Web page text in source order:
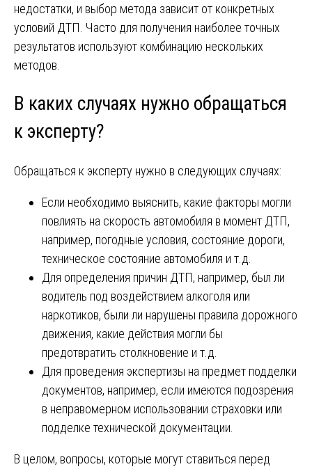
недостатки, и выбор метода зависит от конкретных
условий ДТП. Часто для получения наиболее точных
результатов используют комбинацию нескольких
методов.
В каких случаях нужно обращаться
к эксперту?
Обращаться к эксперту нужно в следующих случаях:
Если необходимо выяснить, какие факторы могли
повлиять на скорость автомобиля в момент ДТП,
например, погодные условия, состояние дороги,
техническое состояние автомобиля и т.д.
Для определения причин ДТП, например, был ли
водитель под воздействием алкоголя или
наркотиков, были ли нарушены правила дорожного
движения, какие действия могли бы
предотвратить столкновение и т.д.
Для проведения экспертизы на предмет подделки
документов, например, если имеются подозрения
в неправомерном использовании страховки или
подделке технической документации.
В целом, вопросы, которые могут ставиться перед